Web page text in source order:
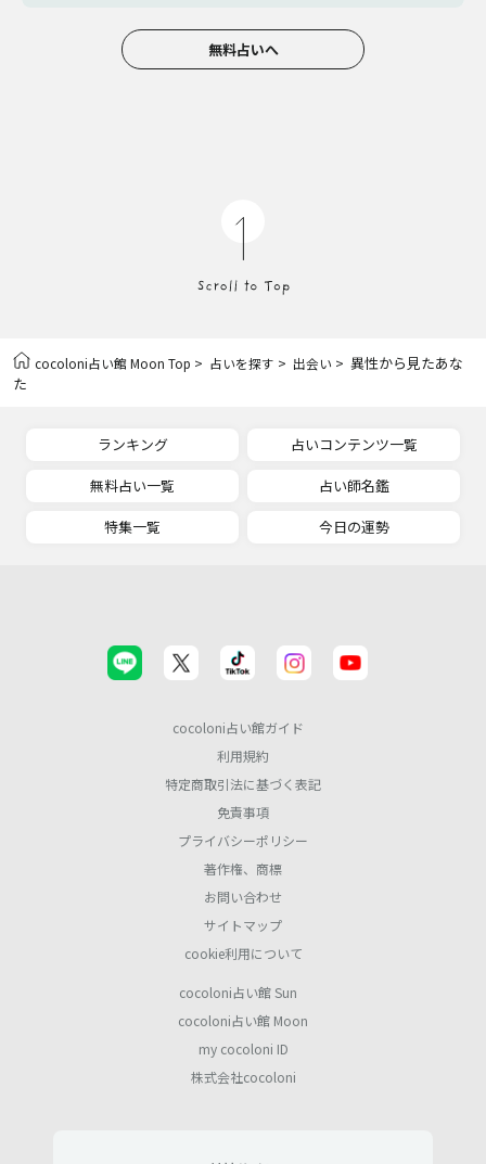
無料占いへ
cocoloni占い館 Moon Top > 占いを探す > 出会い > 異性から見たあな
た
ランキング
占いコンテンツ一覧
無料占い一覧
占い師名鑑
特集一覧
今日の運勢
cocoloni占い館ガイド
利用規約
特定商取引法に基づく表記
免責事項
プライバシーポリシー
著作権、商標
お問い合わせ
サイトマップ
cookie利用について
cocoloni占い館 Sun
cocoloni占い館 Moon
my cocoloni ID
株式会社cocoloni